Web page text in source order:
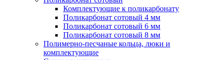
Комплектующие к поликарбонату
Поликарбонат сотовый 4 мм
Поликарбонат сотовый 6 мм
Поликарбонат сотовый 8 мм
Полимерно-песчаные кольца, люки и
комплектующие